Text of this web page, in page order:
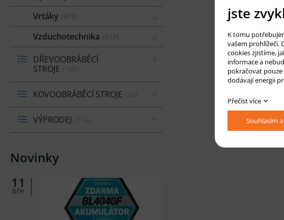
Vrtáky
Vzduchotechnika
DŘEVOOBRÁBĚCÍ
STROJE
KOVOOBRÁBĚCÍ STROJE
VÝPRODEJ
Novinky
11
bře
jste
K tomu
vašem prohlížeči.
cookies zjistíme,
informace a
pokračovat
dodávají energii
Přečíst více
Souhlasím